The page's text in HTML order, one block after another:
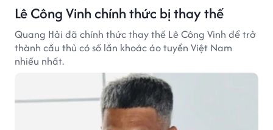
Lê Công Vinh chính thức bị thay thế
Quang Hải đã chính thức thay thế Lê Công Vinh để trở
thành cầu thủ có số lần khoác áo tuyển Việt Nam
nhiều nhất.